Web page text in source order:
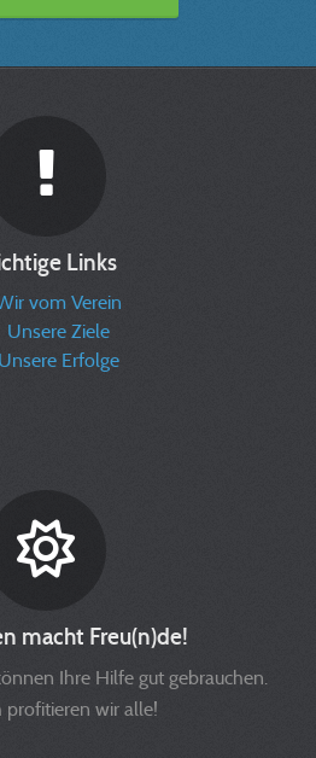
Links
vom Verein
Unsere Ziele
Unsere Erfolge
macht Freu(n)de!
Ihre Hilfe gut gebrauchen.
profitieren wir alle!